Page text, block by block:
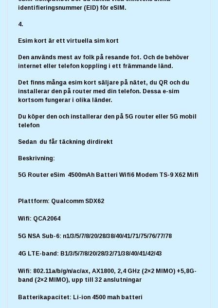
identifieringsnummer (EID) för eSIM.
4.
Esim kort är ett virtuella sim kort
Den används mest av folk på resande fot. Och de behöver
internet eller telefon koppling i ett främmande länd.
Det finns många esim kort säljare på nätet, du QR och du
installerar den på router med din telefon. Dessa e-sim
kortsom fungerar i olika länder.
Du köper den och installerar den på 5G router eller 5G mobil
telefon
Sedan du får täckning dirdirekt
Beskrivning:
5G Router eSim 4500mAh Batteri Wifi6 Modem TS-9 X62 Mifi
Plattform: Qualcomm SDX62
Wifi: QCA2064
5G NSA Sub-6: n1/3/5/7/8/20/28/38/40/41/71/75/76/77/78
4G LTE-band: B1/3/5/7/8/20/28/32/71/38/40/41/42/43
Wifi: 802.11a/b/g/n/ac/ax, AX1800, 2,4 GHz (2×2 MIMO) +5,8G-
band (2×2 MIMO), upp till 32 anslutningar
Batterikapacitet: Li-ion 4500 mah batteri